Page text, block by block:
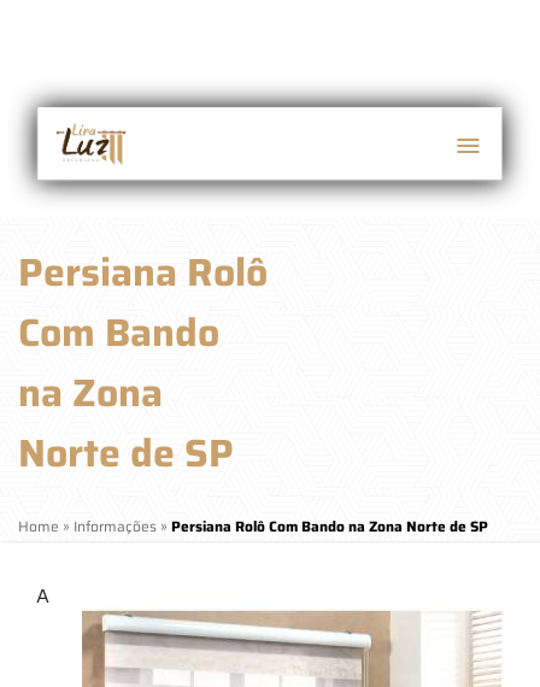
Persiana Rolô
Com Bando
na Zona
Norte de SP
Home » Informações » Persiana Rolô Com Bando na Zona Norte de SP
A